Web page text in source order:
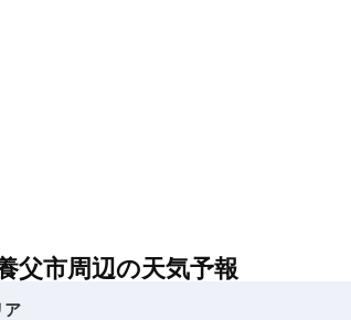
父市周辺の天気予報
ア